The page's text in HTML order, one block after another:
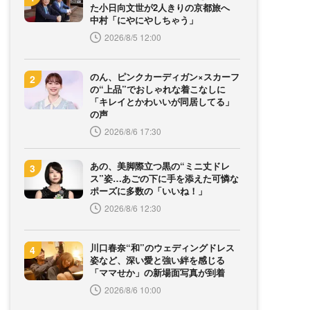
た小日向文世が2人きりの京都旅へ
中村「にやにやしちゃう」
2026/8/5 12:00
のん、ピンクカーディガン×スカーフ
の“上品”でおしゃれな着こなしに
「キレイとかわいいが同居してる」
の声
2026/8/6 17:30
あの、美脚際立つ黒の“ミニ丈ドレ
ス”姿…あごの下に手を添えた可憐な
ポーズに多数の「いいね！」
2026/8/6 12:30
川口春奈“和”のウェディングドレス
姿など、深い愛と強い絆を感じる
「ママせか」の新場面写真が到着
2026/8/6 10:00